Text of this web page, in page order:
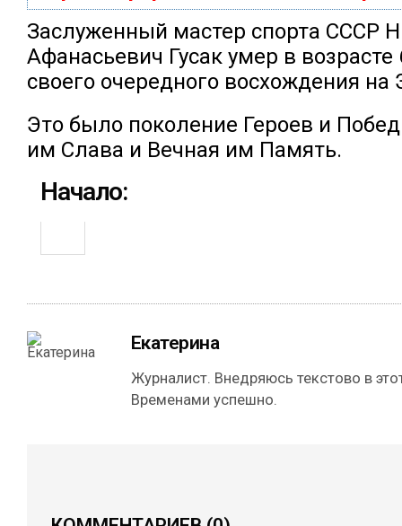
Заслуженный мастер спорта СССР
Афанасьевич Гусак умер в
своего очередного восхождения на
Это было поколение Героев и
им Слава и Вечная им Память.
Начало:
Екатерина
Журналист. Внедряюсь текстово в
Временами успешно.